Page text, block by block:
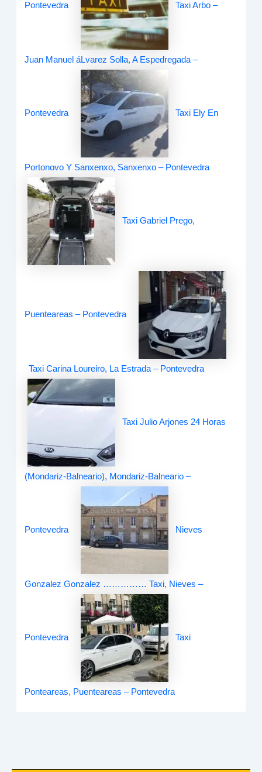
Pontevedra Taxi Arbo –
Juan Manuel áLvarez Solla, A Espedregada –
Pontevedra Taxi Ely En
Portonovo Y Sanxenxo, Sanxenxo – Pontevedra
Taxi Gabriel Prego,
Puenteareas – Pontevedra
Taxi Carina Loureiro, La Estrada – Pontevedra
Taxi Julio Arjones 24 Horas
(Mondariz-Balneario), Mondariz-Balneario –
Pontevedra Nieves
Gonzalez Gonzalez …………… Taxi, Nieves –
Pontevedra Taxi
Ponteareas, Puenteareas – Pontevedra